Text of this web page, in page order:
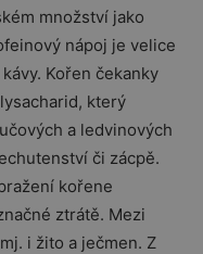
množství jako
nápoj je velice
Kořen čekanky
který
a ledvinových
či zácpě.
kořene
ztrátě. Mezi
i žito a ječmen. Z